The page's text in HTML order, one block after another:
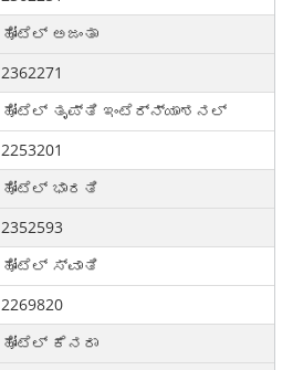
ಹೋಟೆಲ್ ಅಜಂತಾ
2362271
ಹೋಟೆಲ್ ತೃಪ್ತಿ ಇಂಟೆರ್ನ್ಯಾಶನಲ್
2253201
ಹೋಟೆಲ್ ಭಾರತಿ
2352593
ಹೋಟೆಲ್ ಸ್ವಾತಿ
2269820
ಹೋಟೆಲ್ ಕೆನರಾ